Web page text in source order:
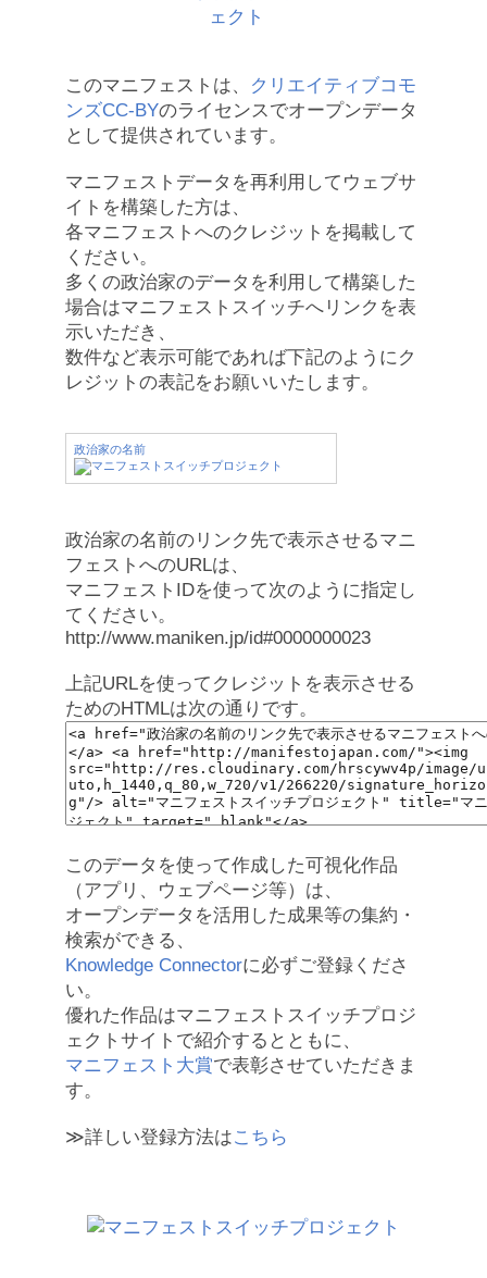
このマニフェストは、
クリエイティブコモ
ンズCC-BYのライセンスでオープンデータ
として提供されています。
マニフェストデータを再利用してウェブサ
イトを構築した方は、
各マニフェストへのクレジットを掲載して
ください。
多くの政治家のデータを利用して構築した
場合はマニフェストスイッチへリンクを表
示いただき、
数件など表示可能であれば下記のようにク
レジットの表記をお願いいたします。
政治家の名前
政治家の名前のリンク先で表示させるマニ
フェストへのURLは、
マニフェストIDを使って次のように指定し
てください。
http://www.maniken.jp/id#0000000023
上記URLを使ってクレジットを表示させる
ためのHTMLは次の通りです。
このデータを使って作成した可視化作品
（アプリ、ウェブページ等）は、
オープンデータを活用した成果等の集約・
検索ができる、
Knowledge Connectorに必ずご登録くださ
い。
優れた作品はマニフェストスイッチプロジ
ェクトサイトで紹介するとともに、
マニフェスト大賞で表彰させていただきま
す。
≫詳しい登録方法はこちら